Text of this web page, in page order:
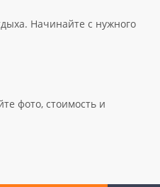
Начинайте с нужного
фото, стоимость и